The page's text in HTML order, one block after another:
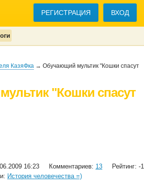
РЕГИСТРАЦИЯ ВХОД
КазяФка → Обучающий мультик "Кошки спасут
"Кошки спасут
16:23 Комментариев: 13
Рейтинг: -1
История человечества =)